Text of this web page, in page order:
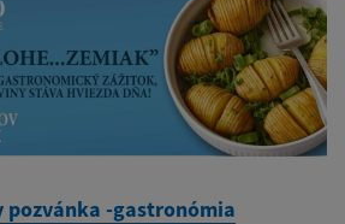
pozvánka -gastronómia